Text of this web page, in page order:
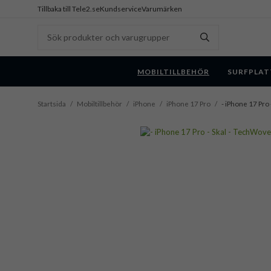
Tillbaka till Tele2.seKundserviceVarumärken
MOBILTILLBEHÖR
Startsida / Mobiltillbehör / iPhone / iPhone 17 Pro / - iPhone 17 Pro